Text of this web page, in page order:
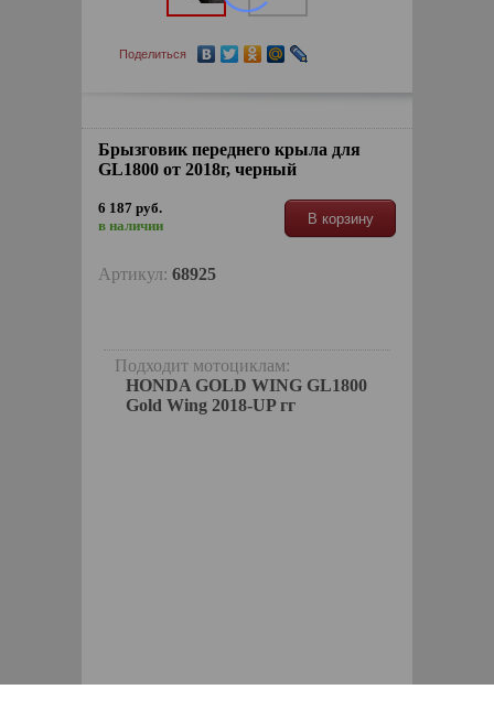
Поделиться
Брызговик переднего крыла для
GL1800 от 2018г, черный
6 187 руб.
в наличии
В корзину
Артикул: 68925
Подходит мотоциклам:
HONDA GOLD WING GL1800
Gold Wing 2018-UP гг